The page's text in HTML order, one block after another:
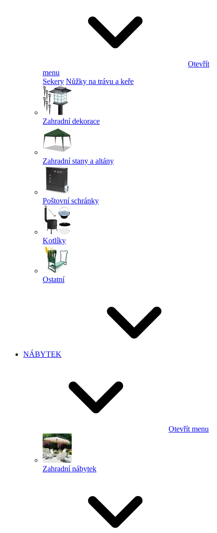
Otevřít
menu
Sekery Nůžky na trávu a keře
Zahradní dekorace
Zahradní stany a altány
Poštovní schránky
Kotlíky
Ostatní
NÁBYTEK
Otevřít menu
Zahradní nábytek